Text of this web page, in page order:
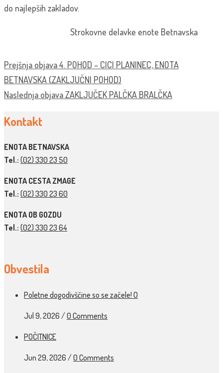
do najlepših zakladov.
Strokovne delavke enote Betnavska
Prejšnja objava4. POHOD – CICI PLANINEC, ENOTA
BETNAVSKA (ZAKLJUČNI POHOD)
Naslednja objavaZAKLJUČEK PALČKA BRALČKA
Kontakt
ENOTA BETNAVSKA
Tel.: (02) 330 23 50
ENOTA CESTA ZMAGE
Tel.: (02) 330 23 60
ENOTA OB GOZDU
Tel.: (02) 330 23 64
Obvestila
Poletne dogodivščine so se začele! O
Jul 9, 2026 /0 Comments
POČITNICE
Jun 29, 2026 /0 Comments